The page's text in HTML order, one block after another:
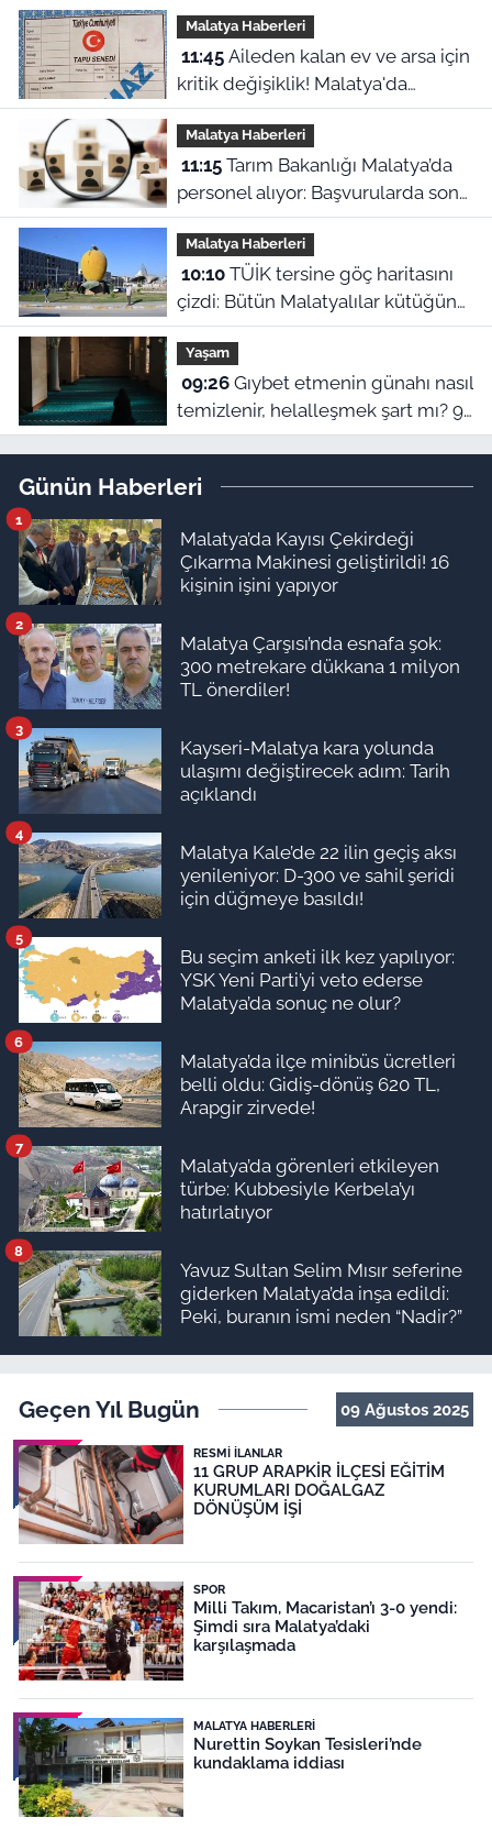
Malatya Haberleri
11:45Aileden kalan ev ve arsa için
kritik değişiklik! Malatya'da
mirasçılar ne yapacak?
Malatya Haberleri
11:15Tarım Bakanlığı Malatya’da
personel alıyor: Başvurularda son
gün bugün!
Malatya Haberleri
10:10TÜİK tersine göç haritasını
çizdi: Bütün Malatyalılar kütüğüne
dönse Doğu’nun megakenti
oluyor!
Yaşam
09:26Gıybet etmenin günahı nasıl
temizlenir, helalleşmek şart mı? 9
Ağustos Malatya ezan vakitleri
Günün Haberleri
Malatya’da Kayısı Çekirdeği
Çıkarma Makinesi geliştirildi! 16
kişinin işini yapıyor
1
Malatya Çarşısı’nda esnafa şok:
300 metrekare dükkana 1 milyon
TL önerdiler!
2
Kayseri-Malatya kara yolunda
ulaşımı değiştirecek adım: Tarih
açıklandı
3
Malatya Kale’de 22 ilin geçiş aksı
yenileniyor: D-300 ve sahil şeridi
için düğmeye basıldı!
4
Bu seçim anketi ilk kez yapılıyor:
YSK Yeni Parti’yi veto ederse
Malatya’da sonuç ne olur?
5
Malatya’da ilçe minibüs ücretleri
belli oldu: Gidiş-dönüş 620 TL,
Arapgir zirvede!
6
Malatya’da görenleri etkileyen
türbe: Kubbesiyle Kerbela’yı
hatırlatıyor
7
Yavuz Sultan Selim Mısır seferine
giderken Malatya’da inşa edildi:
Peki, buranın ismi neden “Nadir?”
8
Geçen Yıl Bugün 09 Ağustos 2025
RESMI İLANLAR
11 GRUP ARAPKİR İLÇESİ EĞİTİM
KURUMLARI DOĞALGAZ
DÖNÜŞÜM İŞİ
SPOR
Milli Takım, Macaristan’ı 3-0 yendi:
Şimdi sıra Malatya’daki
karşılaşmada
MALATYA HABERLERI
Nurettin Soykan Tesisleri’nde
kundaklama iddiası